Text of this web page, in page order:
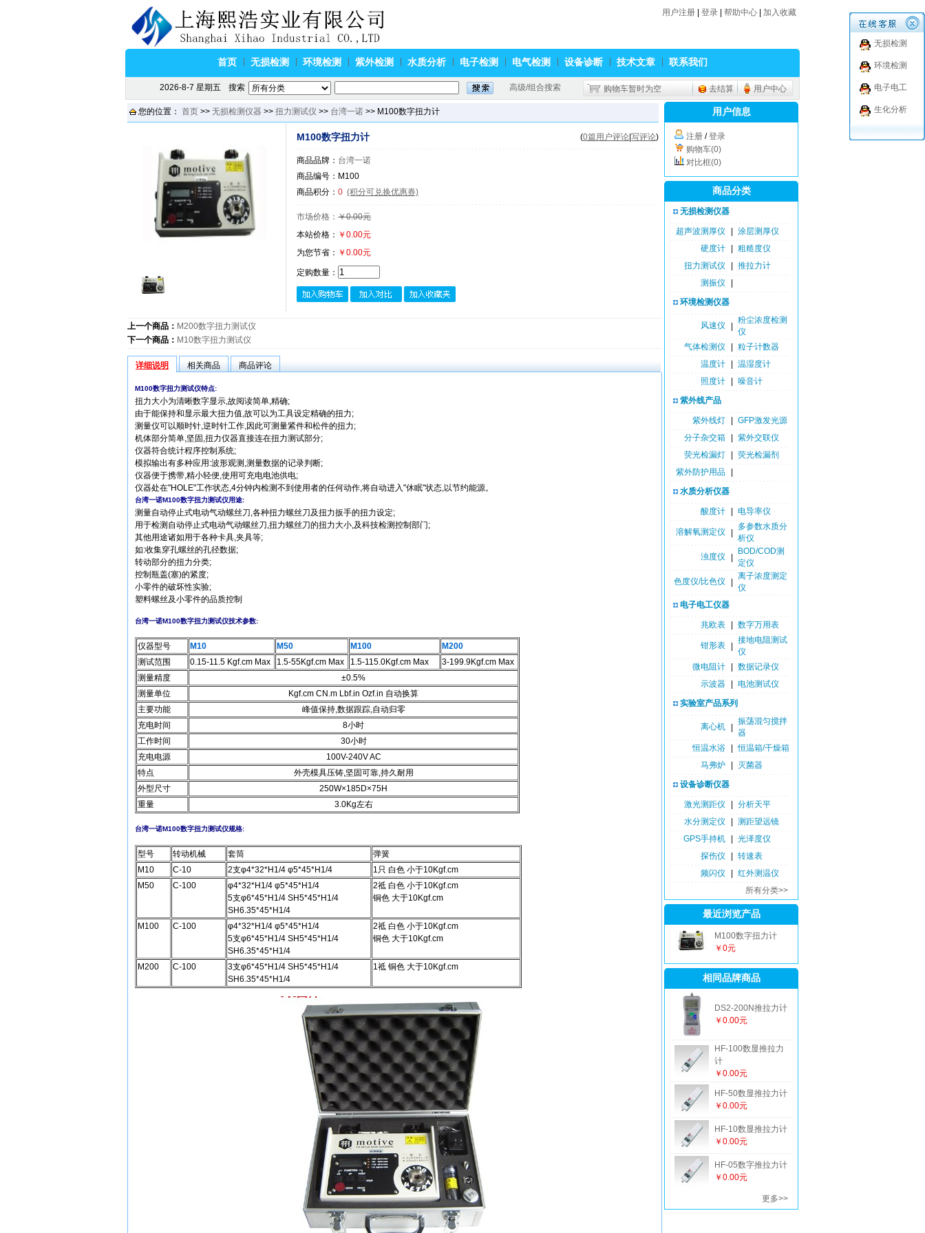
用户注册 登录 帮助中心 加入收藏
首页 无损检测 环境检测 紫外检测 水质分析 电子检测 电气检测 设备诊断 技术文章 联系我们
2026-8-7 星期五 搜索 高级/组合搜索 购物车暂时为空 去结算 用户中心
无损检测
环境检测
电子电工
生化分析
您的位置： 首页 >> 无损检测仪器 >> 扭力测试仪 >> 台湾一诺 >> M100数字扭力计
M100数字扭力计 (0篇用户评论 写评论)
商品品牌： 台湾一诺
商品编号：M100
商品积分： 0 (积分可兑换优惠券)
市场价格： ￥0.00元
本站价格： ￥0.00元
为您节省： ￥0.00元
定购数量：
上一个商品： M200数字扭力测试仪
下一个商品： M10数字扭力测试仪
详细说明 相关商品 商品评论
M100数字扭力测试仪特点:
扭力大小为清晰数字显示,故阅读简单,精确;
由于能保持和显示最大扭力值,故可以为工具设定精确的扭力;
测量仪可以顺时针,逆时针工作,因此可测量紧件和松件的扭力;
机体部分简单,坚固,扭力仪器直接连在扭力测试部分;
仪器符合统计程序控制系统;
模拟输出有多种应用:波形观测,测量数据的记录判断;
仪器便于携带,精小轻便,使用可充电电池供电;
仪器处在"HOLE"工作状态,4分钟内检测不到使用者的任何动作,将自动进入"休眠"状态,以节约能源。
台湾一诺M100数字扭力测试仪用途:
测量自动停止式电动气动螺丝刀,各种扭力螺丝刀及扭力扳手的扭力设定;
用于检测自动停止式电动气动螺丝刀,扭力螺丝刀的扭力大小,及科技检测控制部门;
其他用途诸如用于各种卡具,夹具等;
如:收集穿孔螺丝的孔径数据;
转动部分的扭力分类;
控制瓶盖(塞)的紧度;
小零件的破坏性实验;
塑料螺丝及小零件的品质控制
台湾一诺M100数字扭力测试仪技术参数:
仪器型号 M10 M50 M100
M200
测试范围
0.15-11.5 Kgf.cm Max 1.5-55Kgf.cm Max 1.5-115.0Kgf.cm Max
3-199.9Kgf.cm Max
测量精度
±0.5%
测量单位
Kgf.cm CN.m Lbf.in Ozf.in 自动换算
主要功能
峰值保持,数据跟踪,自动归零
充电时间
8小时
工作时间
30小时
充电电源
100V-240V AC
特点
外壳模具压铸,坚固可靠,持久耐用
外型尺寸
250W×185D×75H
重量
3.0Kg左右
台湾一诺M100数字扭力测试仪规格:
型号 转动机械 套筒
弹簧
M10
C-10 2支φ4*32*H1/4 φ5*45*H1/4
1只 白色 小于10Kgf.cm
M50
C-100
φ4*32*H1/4 φ5*45*H1/4
5支φ6*45*H1/4 SH5*45*H1/4
SH6.35*45*H1/4
2祗 白色 小于10Kgf.cm
铜色 大于10Kgf.cm
M100 C-100
φ4*32*H1/4 φ5*45*H1/4
5支φ6*45*H1/4 SH5*45*H1/4
SH6.35*45*H1/4
2祗 白色 小于10Kgf.cm
铜色 大于10Kgf.cm
M200 C-100
3支φ6*45*H1/4 SH5*45*H1/4
SH6.35*45*H1/4
1祗 铜色 大于10Kgf.cm
用户信息
注册 /登录
购物车(0)
对比框(0)
商品分类
无损检测仪器
超声波测厚仪
涂层测厚仪
硬度计
粗糙度仪
扭力测试仪
推拉力计
测振仪
环境检测仪器
风速仪
粉尘浓度检测
仪
气体检测仪
粒子计数器
温度计
温湿度计
照度计
噪音计
紫外线产品
紫外线灯
GFP激发光源
分子杂交箱
紫外交联仪
荧光检漏灯
荧光检漏剂
紫外防护用品
水质分析仪器
酸度计 电导率仪
溶解氧测定仪
多参数水质分
析仪
浊度仪
BOD/COD测
定仪
色度仪/比色仪
离子浓度测定
仪
电子电工仪器
兆欧表 数字万用表
钳形表
接地电阻测试
仪
微电阻计
数据记录仪
示波器
电池测试仪
实验室产品系列
离心机
振荡混匀搅拌
器
恒温水浴
恒温箱/干燥箱
马弗炉
灭菌器
设备诊断仪器
激光测距仪
分析天平
水分测定仪
测距望远镜
GPS手持机
光泽度仪
探伤仪
转速表
频闪仪
红外测温仪
所有分类>>
最近浏览产品
M100数字扭力计
￥0元
相同品牌商品
DS2-200N推拉力计
￥0.00元
HF-100数显推拉力
计
￥0.00元
HF-50数显推拉力计
￥0.00元
HF-10数显推拉力计
￥0.00元
HF-05数字推拉力计
￥0.00元
更多>>